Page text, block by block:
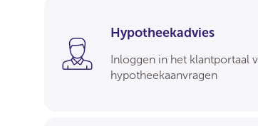
Hypotheekadvies
Inloggen in het klantportaal
hypotheekaanvragen